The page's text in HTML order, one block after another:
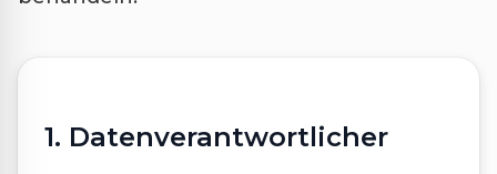
1. Datenverantwortlicher